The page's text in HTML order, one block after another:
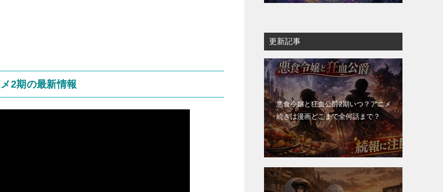
2期の最新情報
更新記事
悪食令嬢と狂血公爵2期いつ？アニメ
続きは漫画どこまで全何話まで？